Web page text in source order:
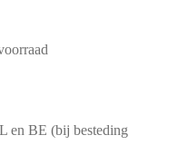
en BE (bij besteding